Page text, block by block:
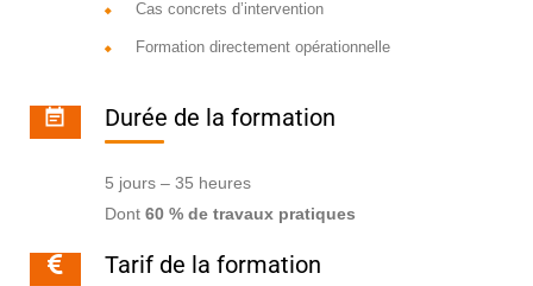
Cas concrets d’intervention
Formation directement opérationnelle
Durée de la formation
5 jours – 35 heures
Dont 60 % de travaux pratiques
Tarif de la formation